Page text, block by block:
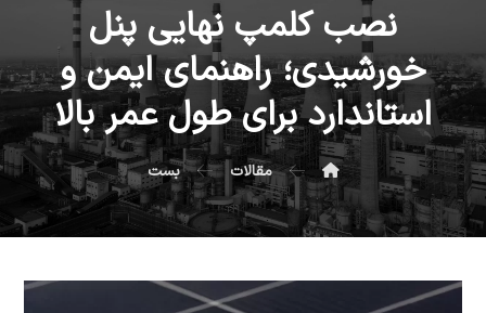
نصب کلمپ نهایی پنل
خورشیدی؛ راهنمای ایمن و
استاندارد برای طول عمر بالا
مقالات بست